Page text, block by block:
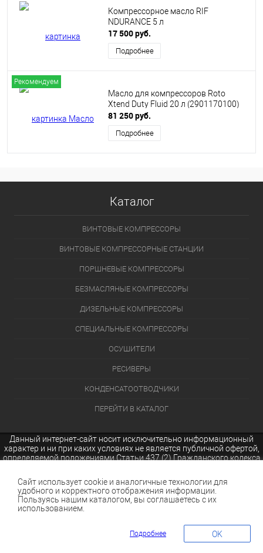
Компрессорное масло RIF
NDURANCE 5 л
17 500 руб.
Подробнее
Рекомендуем
Масло для компрессоров Roto
Xtend Duty Fluid 20 л (2901170100)
81 250 руб.
Подробнее
Каталог
ВИНТОВЫЕ КОМПРЕССОРЫ
ВИНТОВЫЕ КОМПРЕССОРНЫЕ СТАНЦИИ
ПОРШНЕВЫЕ КОМПРЕССОРЫ
БЕЗМАСЛЯНЫЕ КОМПРЕССОРЫ
ДИЗЕЛЬНЫЕ КОМПРЕССОРЫ
СПЕЦИАЛЬНЫЕ КОМПРЕССОРЫ
ОСУШИТЕЛИ
РЕСИВЕРЫ
КОНДЕНСАТООТВОДЧИКИ
ПЕРЕЙТИ В КАТАЛОГ
Данный интернет-сайт носит исключительно информационный
характер и ни при каких условиях не является публичной офертой,
определяемой положениями Статьи 437 (2) Гражданского кодекса
Сайт использует cookie и аналогичные технологии для
удобного и корректного отображения информации.
Пользуясь нашим каталогом, вы соглашаетесь с их
использованием.
Подробнее OK